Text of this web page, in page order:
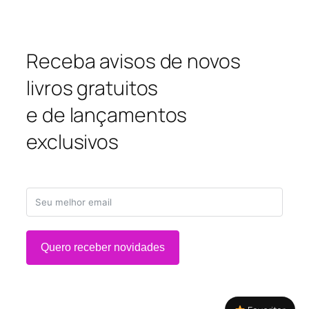
Receba avisos de novos
livros gratuitos
e de lançamentos
exclusivos
Quero receber novidades